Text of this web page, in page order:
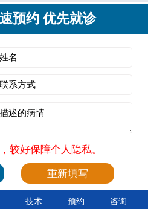
预约 优先就诊
较好保障个人隐私。
技术 预约 咨询